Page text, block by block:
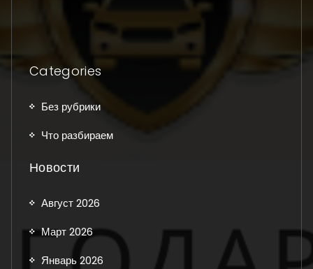
Categories
Без рубрики
Что разбираем
Новости
Август 2026
Март 2026
Январь 2026